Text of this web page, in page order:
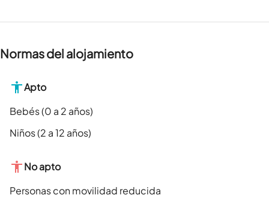
Normas del alojamiento
Apto
Bebés (0 a 2 años)
Niños (2 a 12 años)
No apto
Personas con movilidad reducida